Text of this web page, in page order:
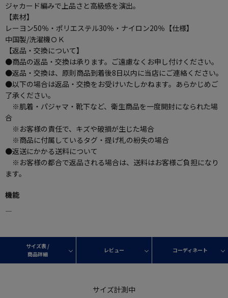
ジャカード編みで上品さと高級感を演出。
【素材】
レーヨン50％・ポリエステル30％・ナイロン20％ 【仕様】
中国製/洗濯機ＯＫ
【返品・交換について】
●商品の返品・交換は承ります。ご遠慮なくお申し付けください。
●返品・交換は、原則商品到着後8日以内に当店にご連絡ください。
●以下の場合は返品・交換をお受けいたしかねます。あらかじめご
了承ください。
※肌着・パジャマ・靴下など、衛生商品を一度開封になられた場
合
※お客様の責任で、キズや破損が生じた場合
※商品に付属しているタグ・提げ札の紛失の場合
●返送にかかる送料について
※お客様の都合で返品される場合は、送料はお客様ご負担になり
ます。
機能
―
サイズ表 /
商品詳細
レビュー コーディネート
サイズ計測中